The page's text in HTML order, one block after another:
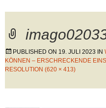
PUBLISHED ON 19. JULI 2023 IN
KÖNNEN – ERSCHRECKENDE
RESOLUTION (620 × 413)